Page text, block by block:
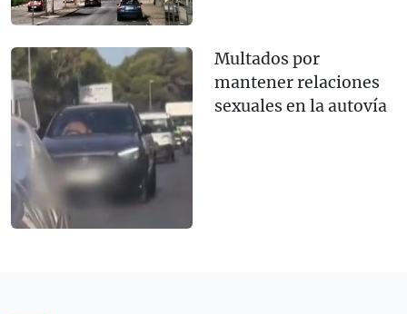
Multados por
mantener relaciones
sexuales en la autovía